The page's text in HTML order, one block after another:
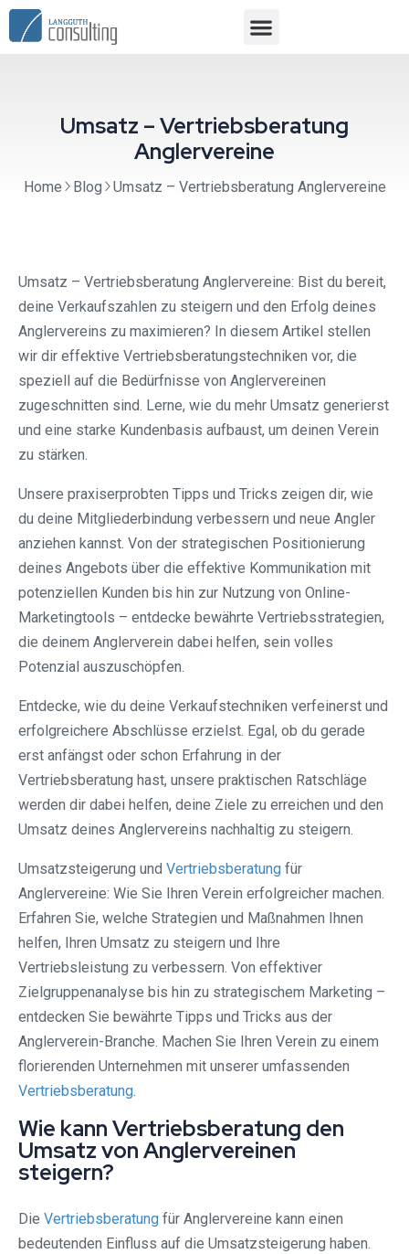
Umsatz – Vertriebsberatung
Anglervereine
Home Blog Umsatz – Vertriebsberatung Anglervereine
Umsatz – Vertriebsberatung Anglervereine: Bist du bereit,
deine Verkaufszahlen zu steigern und den Erfolg deines
Anglervereins zu maximieren? In diesem Artikel stellen
wir dir effektive Vertriebsberatungstechniken vor, die
speziell auf die Bedürfnisse von Anglervereinen
zugeschnitten sind. Lerne, wie du mehr Umsatz generierst
und eine starke Kundenbasis aufbaust, um deinen Verein
zu stärken.
Unsere praxiserprobten Tipps und Tricks zeigen dir, wie
du deine Mitgliederbindung verbessern und neue Angler
anziehen kannst. Von der strategischen Positionierung
deines Angebots über die effektive Kommunikation mit
potenziellen Kunden bis hin zur Nutzung von Online-
Marketingtools – entdecke bewährte Vertriebsstrategien,
die deinem Anglerverein dabei helfen, sein volles
Potenzial auszuschöpfen.
Entdecke, wie du deine Verkaufstechniken verfeinerst und
erfolgreichere Abschlüsse erzielst. Egal, ob du gerade
erst anfängst oder schon Erfahrung in der
Vertriebsberatung hast, unsere praktischen Ratschläge
werden dir dabei helfen, deine Ziele zu erreichen und den
Umsatz deines Anglervereins nachhaltig zu steigern.
Umsatzsteigerung und Vertriebsberatung für
Anglervereine: Wie Sie Ihren Verein erfolgreicher machen.
Erfahren Sie, welche Strategien und Maßnahmen Ihnen
helfen, Ihren Umsatz zu steigern und Ihre
Vertriebsleistung zu verbessern. Von effektiver
Zielgruppenanalyse bis hin zu strategischem Marketing –
entdecken Sie bewährte Tipps und Tricks aus der
Anglerverein-Branche. Machen Sie Ihren Verein zu einem
florierenden Unternehmen mit unserer umfassenden
Vertriebsberatung.
Wie kann Vertriebsberatung den
Umsatz von Anglervereinen
steigern?
Die Vertriebsberatung für Anglervereine kann einen
bedeutenden Einfluss auf die Umsatzsteigerung haben.